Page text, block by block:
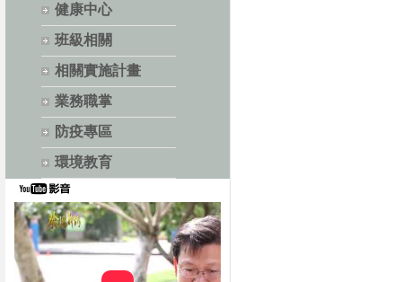
健康中心
班級相關
相關實施計畫
業務職掌
防疫專區
環境教育